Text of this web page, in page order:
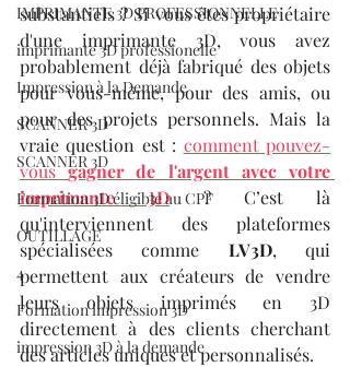
IMPRIMANTE 3D PROFESSIONNELLE
imprimante 3D professionelle
Impression à la Demande
SCANNER 3D
SCANNER 3D
Formation 3D éligible au CPF
OUTILLAGE
4
Formation impression 3D
impression 3D à la demande
substantiels ? Si vous êtes propriétaire
d'une imprimante 3D, vous avez
probablement déjà fabriqué des objets
pour vous-même, pour des amis, ou
pour des projets personnels. Mais la
vraie question est : comment pouvez-
vous gagner de l'argent avec votre
imprimante 3D ? C’est là
qu'interviennent des plateformes
spécialisées comme LV3D, qui
permettent aux créateurs de vendre
leurs objets imprimés en 3D
directement à des clients cherchant
des articles uniques et personnalisés.